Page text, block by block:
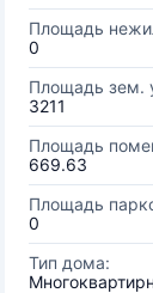
Площадь
0
Площадь зем.
3211
Площадь
669.63
Площадь
0
Тип дома: